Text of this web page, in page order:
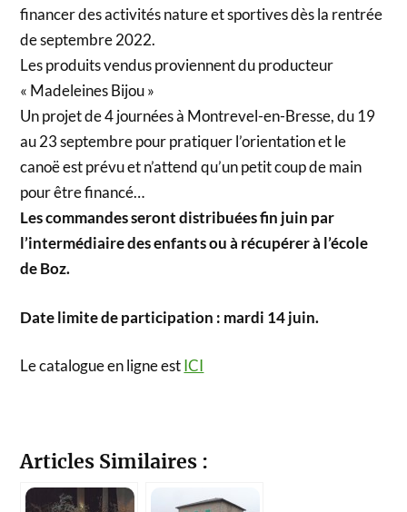
financer des activités nature et sportives dès la rentrée
de septembre 2022.
Les produits vendus proviennent du producteur
« Madeleines Bijou »
Un projet de 4 journées à Montrevel-en-Bresse, du 19
au 23 septembre pour pratiquer l’orientation et le
canoë est prévu et n’attend qu’un petit coup de main
pour être financé…
Les commandes seront distribuées fin juin par
l’intermédiaire des enfants ou à récupérer à l’école
de Boz.
Date limite de participation : mardi 14 juin.
Le catalogue en ligne estICI
Articles Similaires :